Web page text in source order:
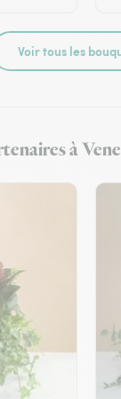
Voir tous les
à